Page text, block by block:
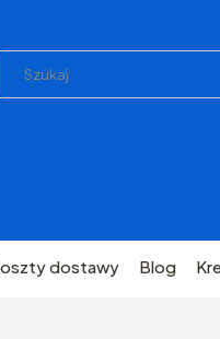
dostawy Blog